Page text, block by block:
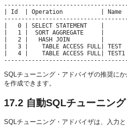
| Id  | Operation           | Name
|   0 | SELECT STATEMENT    |
|   1 |  SORT AGGREGATE     |
|   2 |   HASH JOIN         |
|   3 |    TABLE ACCESS FULL| TEST
|   4 |    TABLE ACCESS FULL| TEST1
SQLチューニング・アドバイザの推奨に
を作成できます。
17.2 自動SQLチューニン
SQLチューニング・アドバイザは、入力